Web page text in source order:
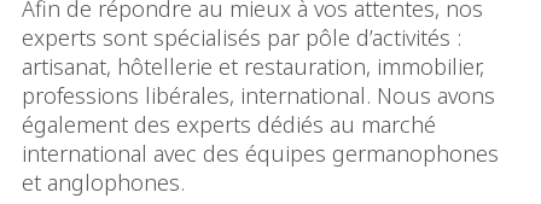
Afin de répondre au mieux à vos attentes, nos
experts sont spécialisés par pôle d’activités :
artisanat, hôtellerie et restauration, immobilier,
professions libérales, international. Nous avons
également des experts dédiés au marché
international avec des équipes germanophones
et anglophones.